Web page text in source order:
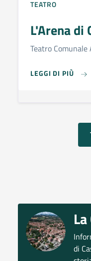
TEATRO
L'Arena di
Teatro Comunale
LEGGI DI PIÙ
di